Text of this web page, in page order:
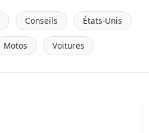
Conseils États-Unis
Motos Voitures